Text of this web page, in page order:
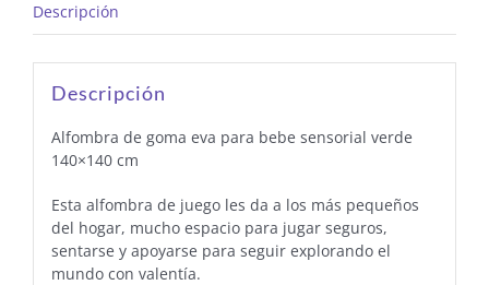
Descripción
Descripción
Alfombra de goma eva para bebe sensorial verde
140×140 cm
Esta alfombra de juego les da a los más pequeños
del hogar, mucho espacio para jugar seguros,
sentarse y apoyarse para seguir explorando el
mundo con valentía.